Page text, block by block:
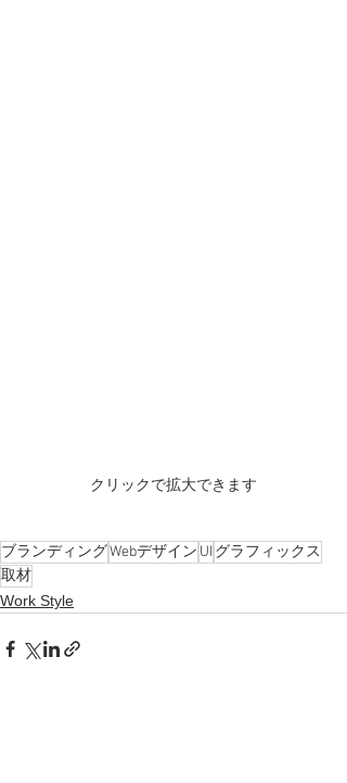
クリックで拡大できます
ブランディングWebデザイン UI グラフィックス
取材
Work Style